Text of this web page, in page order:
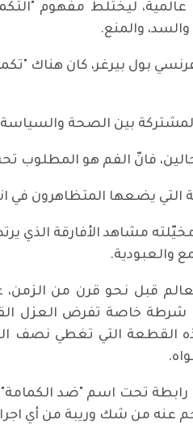
كوفيد 19 يتزامن مع احتجاجات
والمنع.
في العام 1897 على يد الجراح
بين الصحة
فانّ الفم هو المطلوب
يضعها المتظاهرون في
مشاهد الأفارقة الذي
والعبودية.
50 مليون شخص بعموم العالم قبل
شرطة خاصة تفرض
الأزمة، لم تنحسر هذه القطعة
رابطة تحت اسم "ضد
عنه من شك وريبة من أي